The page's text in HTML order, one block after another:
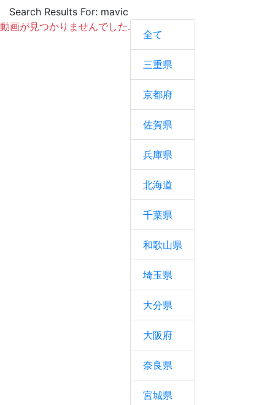
Search Results For: mavic
動画が見つかりませんでした.
全て
三重県
京都府
佐賀県
兵庫県
北海道
千葉県
和歌山県
埼玉県
大分県
大阪府
奈良県
宮城県